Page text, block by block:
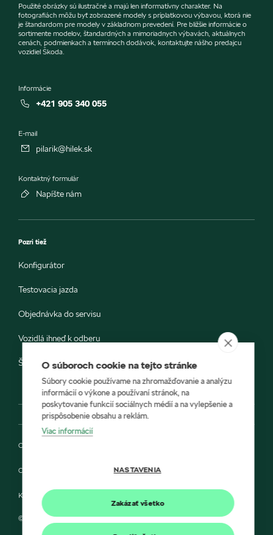
Použité obrázky sú ilustračné a majú len informatívny charakter. Na
fotografiách môžu byť zobrazené modely s príplatkovou výbavou, ktorá nie
je štandardom pre modely v základnom prevedení. Pre bližšie informácie o
sortimente modelov, štandardných a mimoriadnych výbavách, aktuálnych
cenách, podmienkach a termínoch dodávok, kontaktujte nášho predajcu
vozidiel Škoda.
Informácie
+421 905 340 055
E-mail
pilarik@hilek.sk
Kontaktný formulár
Napíšte nám
Pozri tiež
Konfigurátor
Testovacia jazda
Objednávka do servisu
Vozidlá ihneď k odberu
Škoda E-shop
Ochrana osobných údajov
Cookies
Kontakt
© 2022 HÍLEK a Škoda Auto Slovensko s.r.o.
O súboroch cookie na tejto stránke
Súbory cookie používame na zhromažďovanie a analýzu
informácií o výkone a používaní stránok, na
poskytovanie funkcií sociálnych médií a na vylepšenie a
prispôsobenie obsahu a reklám.
Viac informácií
NASTAVENIA
Zakázať všetko